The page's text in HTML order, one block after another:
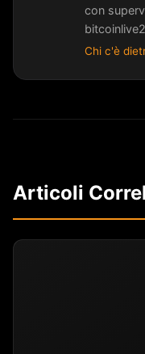
con
Chi c'è
Articoli